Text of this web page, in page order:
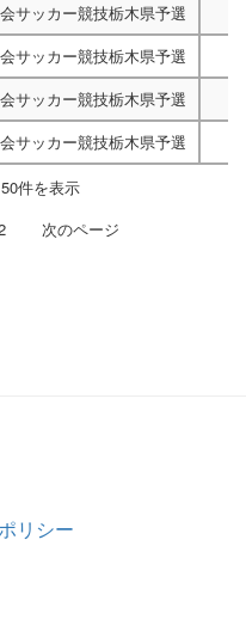
サッカー競技栃木県予選
サッカー競技栃木県予選
サッカー競技栃木県予選
サッカー競技栃木県予選
件を表示
次のページ
リシー